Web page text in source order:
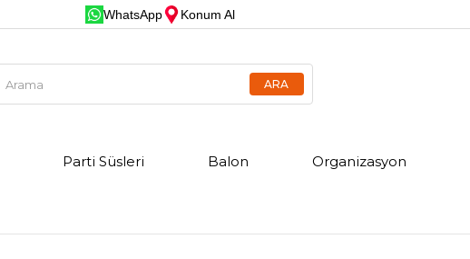
WhatsApp Konum Al
Parti Süsleri Balon Organizasyon